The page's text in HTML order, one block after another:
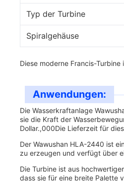
Typ der Turbine
Spiralgehäuse
Diese moderne Francis-
Anwendungen:
Die Wasserkraftanlage
sie die Kraft der
Dollar.,000Die Lieferzeit für
Der Wawushan HLA-2440 ist
zu erzeugen und verfügt über
Die Turbine ist aus
dass sie für eine breite Palette